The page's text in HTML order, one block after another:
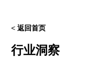
<返回首页
行业洞察